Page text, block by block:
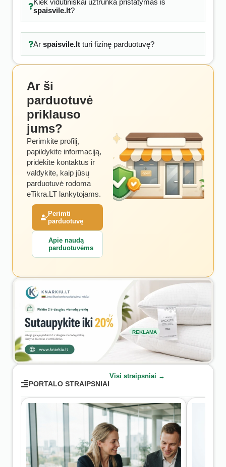
Kiek vidutiniškai užtrunka pristatymas iš
spaisvile.lt?
Ar spaisvile.ltturi fizinę parduotuvę?
Ar ši
parduotuvė
priklauso
jums?
Perimkite profilį,
papildykite informaciją,
pridėkite kontaktus ir
valdykite, kaip jūsų
parduotuvė rodoma
eTikra.LT lankytojams.
Perimti
parduotuvę
Apie naudą
parduotuvėms
REKLAMA
PORTALO STRAIPSNIAI
Visi straipsniai →